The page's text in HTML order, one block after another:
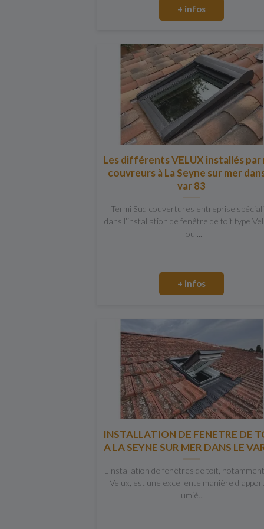
+ infos
Les différents VELUX installés par
couvreurs à La Seyne sur mer
var 83
Termi Sud couvertures entreprise
dans l’installation de fenêtre de toit type
Toul...
+ infos
INSTALLATION DE FENETRE DE
A LA SEYNE SUR MER DANS LE
L'installation de fenêtres de toit,
Velux, est une excellente manière
lumiè...